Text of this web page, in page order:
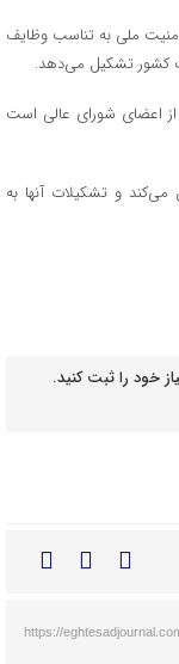
ملی به تناسب وظایف
کشور تشکیل می‌دهد.
اعضای شورای عالی است
و تشکیلات آنها به
خود را ثبت کنید.
https://